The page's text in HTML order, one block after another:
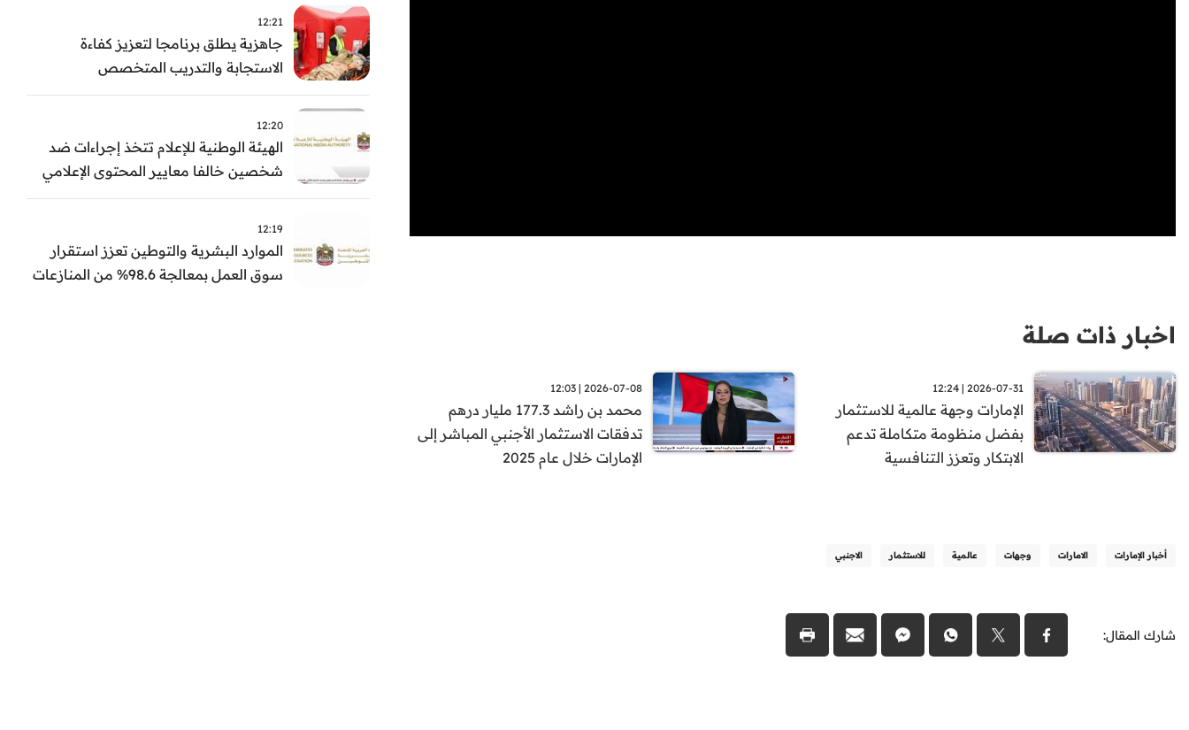
اخبار ذات صلة
2026-07-31 | 12:24
الإمارات وجهة عالمية للاستثمار
بفضل منظومة متكاملة تدعم
الابتكار وتعزز التنافسية
2026-07-08 | 12:03
محمد بن راشد 177.3 مليار درهم
تدفقات الاستثمار الأجنبي المباشر إلى
الإمارات خلال عام 2025
أخبار الإمارات الامارات وجهات عالمية للاستثمار الاجنبي
شارك المقال:
12:21
جاهزية يطلق برنامجا لتعزيز كفاءة
الاستجابة والتدريب المتخصص
12:20
الهيئة الوطنية للإعلام تتخذ إجراءات ضد
شخصين خالفا معايير المحتوى الإعلامي
12:19
الموارد البشرية والتوطين تعزز استقرار
سوق العمل بمعالجة 98.6% من المنازعات